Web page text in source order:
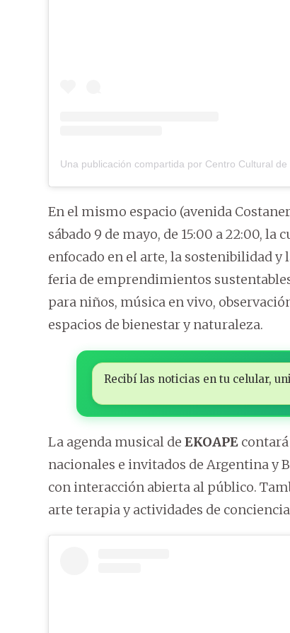
En el mismo espacio (avenida
sábado 9 de mayo, de 15:00 a 22:00, la
enfocado en el arte, la sostenibilidad
feria de emprendimientos
para niños, música en vivo,
espacios de bienestar y naturaleza.
Recibí las noticias en tu celular,
La agenda musical de EKOAPE
nacionales e invitados de Argentina y
con interacción abierta al público.
arte terapia y actividades de